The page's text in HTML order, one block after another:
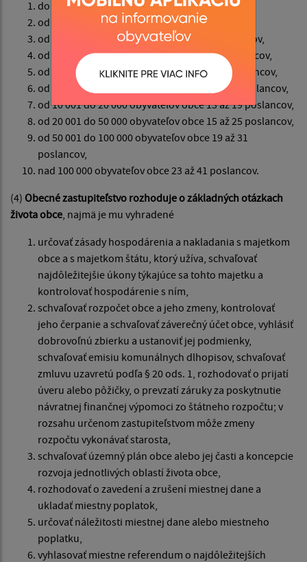
do 40 obyvateľov obce 3 poslanci,
od 41 do 500 obyvateľov obce 3 až 5 poslancov,
od 501 do 1 000 obyvateľov obce 5 až 7 poslancov,
od 1 001 do 3 000 obyvateľov obce 7 až 9 poslancov,
od 3 001 do 5 000 obyvateľov obce 9 až 11 poslancov,
od 5 001 do 10 000 obyvateľov obce 11 až 13 poslancov,
od 10 001 do 20 000 obyvateľov obce 13 až 19 poslancov,
od 20 001 do 50 000 obyvateľov obce 15 až 25 poslancov,
od 50 001 do 100 000 obyvateľov obce 19 až 31
poslancov,
nad 100 000 obyvateľov obce 23 až 41 poslancov.
(4) Obecné zastupiteľstvo rozhoduje o základných otázkach
života obce , najmä je mu vyhradené
určovať zásady hospodárenia a nakladania s majetkom
obce a s majetkom štátu, ktorý užíva, schvaľovať
najdôležitejšie úkony týkajúce sa tohto majetku a
kontrolovať hospodárenie s ním,
schvaľovať rozpočet obce a jeho zmeny, kontrolovať
jeho čerpanie a schvaľovať záverečný účet obce, vyhlásiť
dobrovoľnú zbierku a ustanoviť jej podmienky,
schvaľovať emisiu komunálnych dlhopisov, schvaľovať
zmluvu uzavretú podľa § 20 ods. 1, rozhodovať o prijatí
úveru alebo pôžičky, o prevzatí záruky za poskytnutie
návratnej finančnej výpomoci zo štátneho rozpočtu; v
rozsahu určenom zastupiteľstvom môže zmeny
rozpočtu vykonávať starosta,
schvaľovať územný plán obce alebo jej časti a koncepcie
rozvoja jednotlivých oblastí života obce,
rozhodovať o zavedení a zrušení miestnej dane a
ukladať miestny poplatok,
určovať náležitosti miestnej dane alebo miestneho
poplatku,
vyhlasovať miestne referendum o najdôležitejších